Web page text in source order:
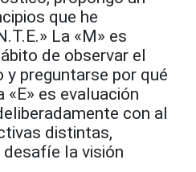
que he
La «M» es
de observar el
y preguntarse por qué
«E» es evaluación
con al
distintas,
desafíe la visión